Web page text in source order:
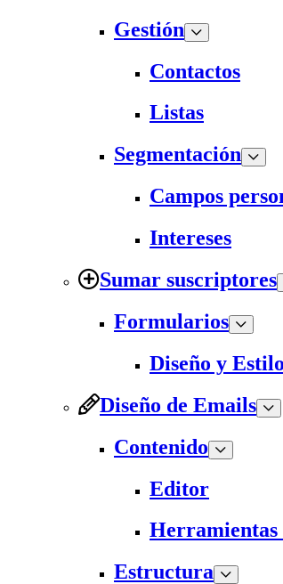
Gestión
Contactos
Listas
Segmentación
Campos
Intereses
Sumar suscriptores
Formularios
Diseño y Estilo
Diseño de Emails
Contenido
Editor
Herramientas
Estructura